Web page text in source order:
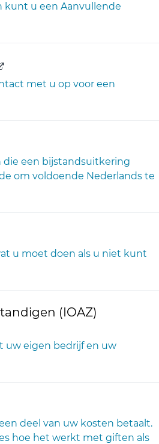
kunt u een Aanvullende
link)
met u op voor een
die een bijstandsuitkering
om voldoende Nederlands te
u moet doen als u niet kunt
(IOAZ)
uw eigen bedrijf en uw
deel van uw kosten betaalt.
hoe het werkt met giften als